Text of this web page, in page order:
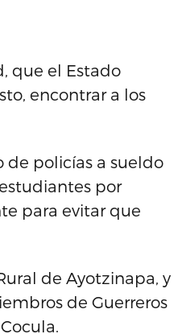
que el Estado
encontrar a los
de policías a sueldo
por
para evitar que
de Ayotzinapa, y
de Guerreros